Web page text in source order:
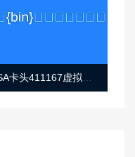
VISA卡头411167虚拟卡基础信息